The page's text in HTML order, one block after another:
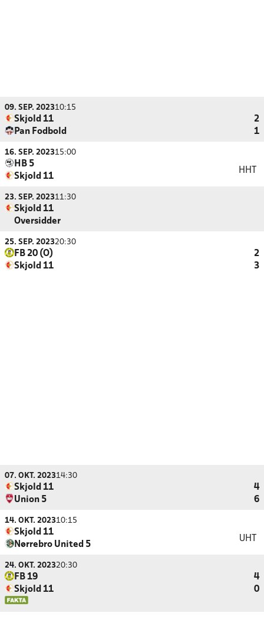
09. SEP. 202310:15
Skjold 11
2
Pan Fodbold
1
16. SEP. 202315:00
HB 5
Skjold 11
HHT
23. SEP. 202311:30
Skjold 11
Oversidder
25. SEP. 202320:30
FB 20 (O)
2
Skjold 11
3
07. OKT. 202314:30
Skjold 11
4
Union 5
6
14. OKT. 202310:15
Skjold 11
Nørrebro United 5
UHT
24. OKT. 202320:30
FB 19
4
Skjold 11
0